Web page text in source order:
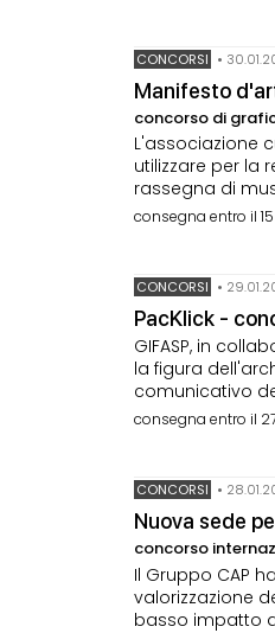
CONCORSI •
Manifesto
concorso di
L'associazione
utilizzare per la
rassegna di
consegna entro il
CONCORSI •
PacKlick -
GIFASP, in
la figura
comunicativo
consegna entro il
CONCORSI •
Nuova sede
concorso
Il Gruppo CAP
valorizzazione
basso impatto